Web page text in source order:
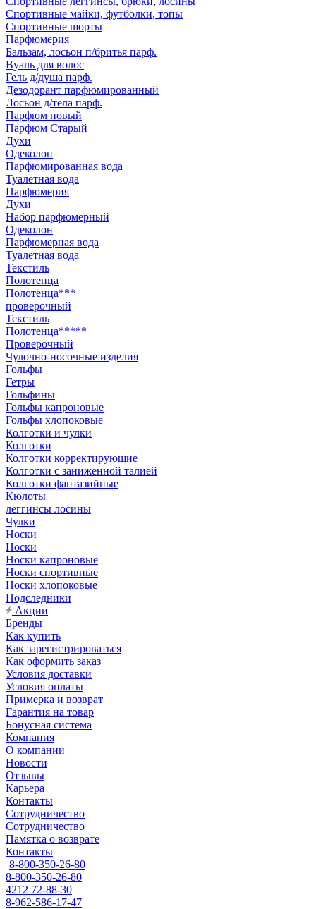
Спортивные майки, футболки, топы
Спортивные шорты
Парфюмерия
Бальзам, лосьон п/бритья парф.
Вуаль для волос
Гель д/душа парф.
Дезодорант парфюмированный
Лосьон д/тела парф.
Парфюм новый
Парфюм Старый
Духи
Одеколон
Парфюмированная вода
Туалетная вода
Парфюмерия
Духи
Набор парфюмерный
Одеколон
Парфюмерная вода
Туалетная вода
Текстиль
Полотенца
Полотенца***
проверочный
Текстиль
Полотенца*****
Проверочный
Чулочно-носочные изделия
Гольфы
Гетры
Гольфины
Гольфы капроновые
Гольфы хлопоковые
Колготки и чулки
Колготки
Колготки корректирующие
Колготки с заниженной талией
Колготки фантазийные
Кюлоты
леггинсы лосины
Чулки
Носки
Носки
Носки капроновые
Носки спортивные
Носки хлопоковые
Подследники
Акции
Бренды
Как купить
Как зарегистрироваться
Как оформить заказ
Условия доставки
Условия оплаты
Примерка и возврат
Гарантия на товар
Бонусная система
Компания
О компании
Новости
Отзывы
Карьера
Контакты
Сотрудничество
Сотрудничество
Памятка о возврате
Контакты
8-800-350-26-80
8-800-350-26-80
4212 72-88-30
8-962-586-17-47